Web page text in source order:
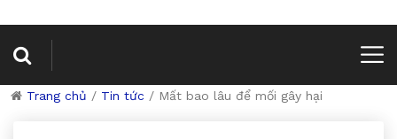
Trang chủ / Tin tức / Mất bao lâu để mối gây hại